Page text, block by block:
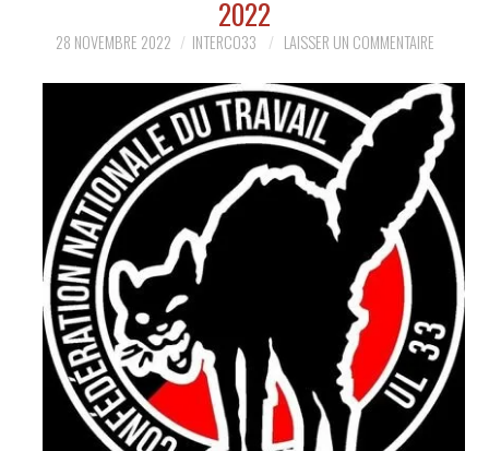
2022
28 NOVEMBRE 2022 INTERCO33 LAISSER UN COMMENTAIRE